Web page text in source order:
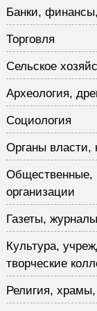
Банки,
Торговля
Сельское
Археология,
Социология
Органы власти,
Общественные,
организации
Газеты,
Культура,
творческие
Религия,